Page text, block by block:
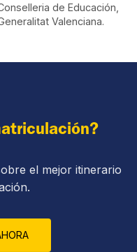
de Educación,
Valenciana.
el mejor itinerario